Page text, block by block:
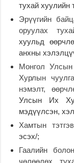
тухай хуулийн
Эрүүгийн
оруулах
хуульд
анхны
Монгол
Хурлын
нэмэлт,
Улсын Их
мэдүүлсэн,
Хамтын
эсэх/;
Гаалийн
чөлөөлөх